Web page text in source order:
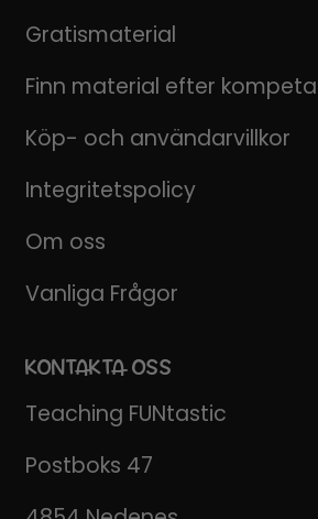
Gratismaterial
Finn material efter
Köp- och användarvillkor
Integritetspolicy
Om oss
Vanliga Frågor
KONTAKTA OSS
Teaching FUNtastic
Postboks 47